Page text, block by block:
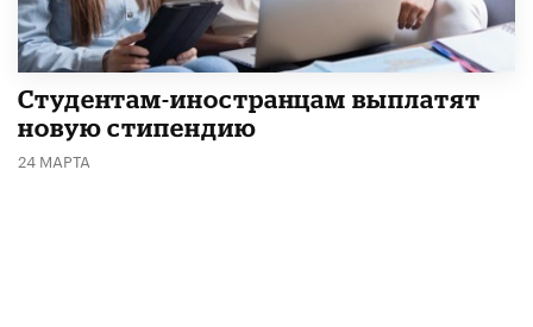
Студентам-иностранцам выплатят
новую стипендию
24 МАРТА